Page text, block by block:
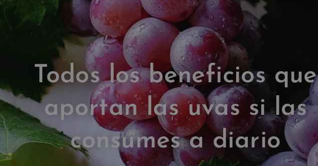
Todos los beneficios que
aportan las uvas si las
consumes a diario